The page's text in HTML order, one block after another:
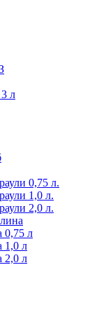
л
0,75 л.
1,0 л.
2,0 л.
0,75 л
1,0 л
2,0 л